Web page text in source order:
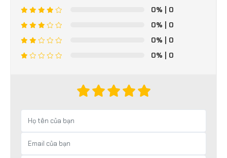
0% | 0
0% | 0
0% | 0
0% | 0